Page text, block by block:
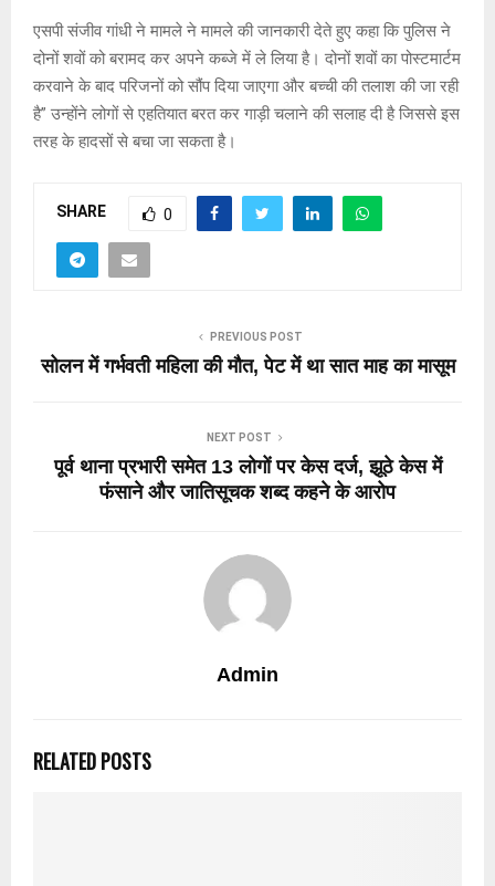
एसपी संजीव गांधी ने मामले ने मामले की जानकारी देते हुए कहा कि पुलिस ने
दोनों शवों को बरामद कर अपने कब्जे में ले लिया है। दोनों शवों का पोस्टमार्टम
करवाने के बाद परिजनों को सौंप दिया जाएगा और बच्ची की तलाश की जा रही
है” उन्होंने लोगों से एहतियात बरत कर गाड़ी चलाने की सलाह दी है जिससे इस
तरह के हादसों से बचा जा सकता है।
SHARE 0
PREVIOUS POST
सोलन में गर्भवती महिला की मौत, पेट में था सात माह का मासूम
NEXT POST
पूर्व थाना प्रभारी समेत 13 लोगों पर केस दर्ज, झूठे केस में
फंसाने और जातिसूचक शब्द कहने के आरोप
Admin
RELATED POSTS